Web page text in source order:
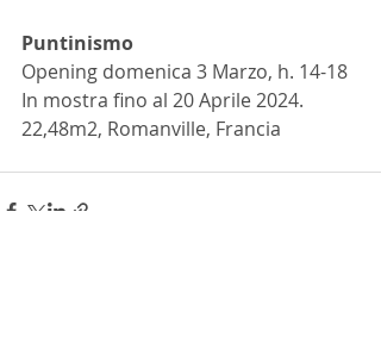
Puntinismo
Opening domenica 3 Marzo, h. 14-18
In mostra fino al 20 Aprile 2024.
22,48m2, Romanville, Francia